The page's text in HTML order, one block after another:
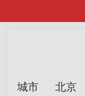
城市 北京